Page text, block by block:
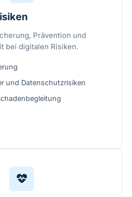
Prävention und
bei digitalen Risiken.
und Datenschutzrisiken